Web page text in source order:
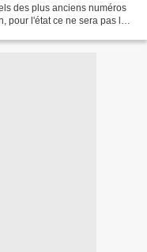
des plus anciens numéros
pour l'état ce ne sera pas le